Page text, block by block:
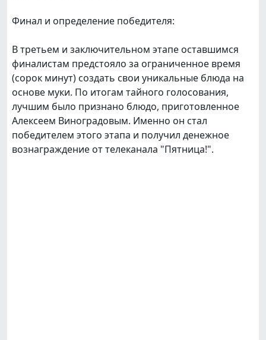
Финал и определение победителя:
В третьем и заключительном этапе оставшимся
финалистам предстояло за ограниченное время
(сорок минут) создать свои уникальные блюда на
основе муки. По итогам тайного голосования,
лучшим было признано блюдо, приготовленное
Алексеем Виноградовым. Именно он стал
победителем этого этапа и получил денежное
вознаграждение от телеканала "Пятница!".